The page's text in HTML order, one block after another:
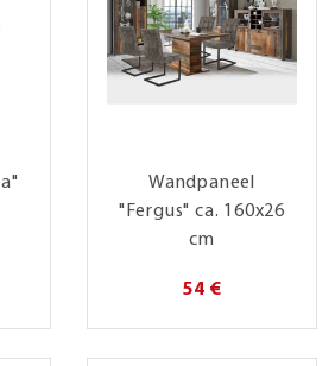
Wandpaneel
"Fergus" ca. 160x26
cm
54 €